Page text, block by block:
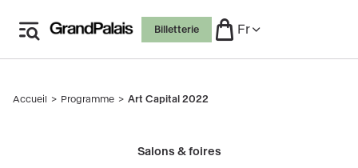
contenu
Billetterie Fr
Fil
Accueil Programme Art Capital 2022
Salons & foires